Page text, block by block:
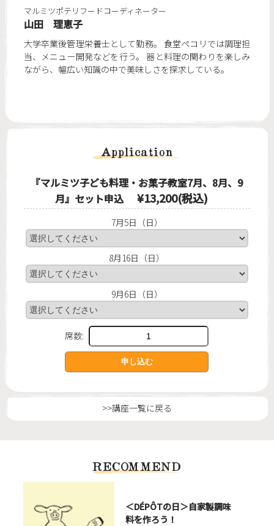
マルミツポテリフードコーディネーター
山田 理恵子
大学卒業後管理栄養士として勤務。 食堂ペコリでは調理担
当、メニュー開発などを行う。 器と料理の関わりを楽しみ
ながら、幅広い知識の中で美味しさを探求している。
Application
『マルミツ子ども料理・お菓子教室7月、8月、9
月』セット申込
¥13,200(税込)
7月5日（日）
8月16日（日）
9月6日（日）
席数:
>>講座一覧に戻る
RECOMMEND
＜DÉPÔTの日＞自家製調味
料を作ろう！